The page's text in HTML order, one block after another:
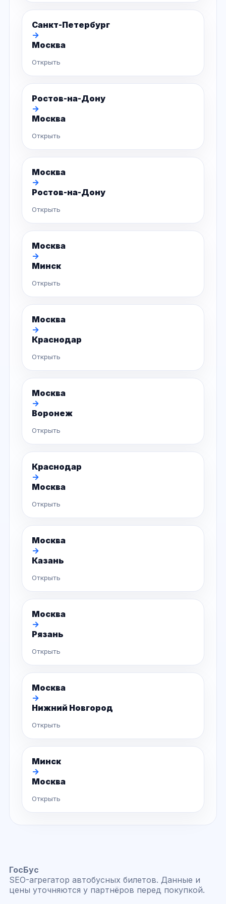
Санкт-Петербург
→
Москва
Открыть
Ростов-на-Дону
→
Москва
Открыть
Москва
→
Ростов-на-Дону
Открыть
Москва
→
Минск
Открыть
Москва
→
Краснодар
Открыть
Москва
→
Воронеж
Открыть
Краснодар
→
Москва
Открыть
Москва
→
Казань
Открыть
Москва
→
Рязань
Открыть
Москва
→
Нижний Новгород
Открыть
Минск
→
Москва
Открыть
ГосБус
SEO-агрегатор автобусных билетов. Данные и
цены уточняются у партнёров перед покупкой.